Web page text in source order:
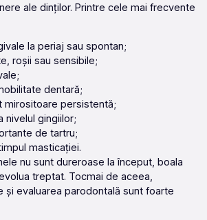
ale dinților. Printre cele mai frecvente
la periaj sau spontan;
roșii sau sensibile;
dentară;
mirositoare persistentă;
nivelul gingiilor;
de tartru;
masticației.
nu sunt dureroase la început, boala
treptat. Tocmai de aceea,
și evaluarea parodontală sunt foarte